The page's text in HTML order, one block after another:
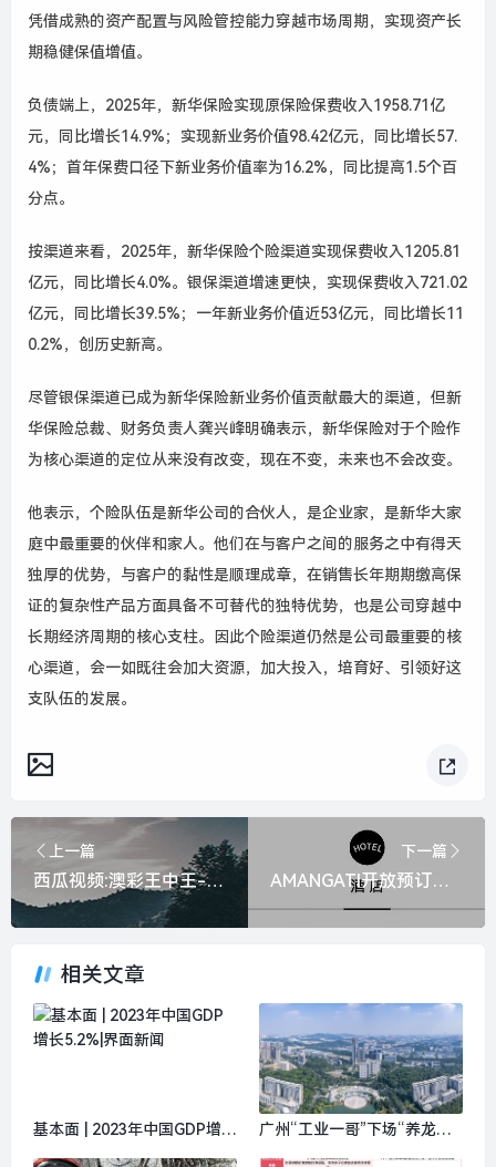
凭借成熟的资产配置与风险管控能力穿越市场周期，实现资产长
期稳健保值增值。
负债端上，2025年，新华保险实现原保险保费收入1958.71亿
元，同比增长14.9%；实现新业务价值98.42亿元，同比增长57.
4%；首年保费口径下新业务价值率为16.2%，同比提高1.5个百
分点。
按渠道来看，2025年，新华保险个险渠道实现保费收入1205.81
亿元，同比增长4.0%。银保渠道增速更快，实现保费收入721.02
亿元，同比增长39.5%；一年新业务价值近53亿元，同比增长11
0.2%，创历史新高。
尽管银保渠道已成为新华保险新业务价值贡献最大的渠道，但新
华保险总裁、财务负责人龚兴峰明确表示，新华保险对于个险作
为核心渠道的定位从来没有改变，现在不变，未来也不会改变。
他表示，个险队伍是新华公司的合伙人，是企业家，是新华大家
庭中最重要的伙伴和家人。他们在与客户之间的服务之中有得天
独厚的优势，与客户的黏性是顺理成章，在销售长年期期缴高保
证的复杂性产品方面具备不可替代的独特优势，也是公司穿越中
长期经济周期的核心支柱。因此个险渠道仍然是公司最重要的核
心渠道，会一如既往会加大资源，加大投入，培育好、引领好这
支队伍的发展。
上一篇
西瓜视频:澳彩王中王-近5万美国人排队申请入籍加拿大|界面新闻 · 快讯
下一篇
AMANGATI开放预订，皇家加勒比游轮 “海洋光谱号” 重返上海母港 | 一周旅行指南|界面新闻 · 旅行
相关文章
基本面 | 2023年中国GDP增长
广州“工业一哥”下场“养龙